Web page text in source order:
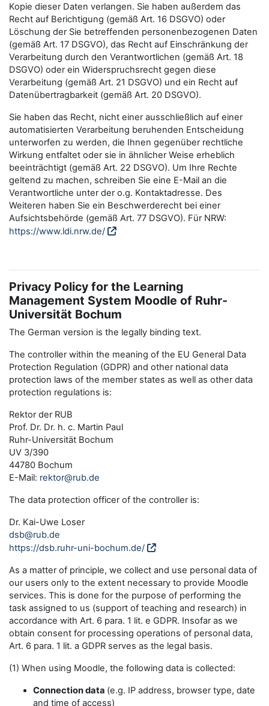
Kopie dieser Daten verlangen. Sie haben außerdem das
Recht auf Berichtigung (gemäß Art. 16 DSGVO) oder
Löschung der Sie betreffenden personenbezogenen Daten
(gemäß Art. 17 DSGVO), das Recht auf Einschränkung der
Verarbeitung durch den Verantwortlichen (gemäß Art. 18
DSGVO) oder ein Widerspruchsrecht gegen diese
Verarbeitung (gemäß Art. 21 DSGVO) und ein Recht auf
Datenübertragbarkeit (gemäß Art. 20 DSGVO).
Sie haben das Recht, nicht einer ausschließlich auf einer
automatisierten Verarbeitung beruhenden Entscheidung
unterworfen zu werden, die Ihnen gegenüber rechtliche
Wirkung entfaltet oder sie in ähnlicher Weise erheblich
beeinträchtigt (gemäß Art. 22 DSGVO). Um Ihre Rechte
geltend zu machen, schreiben Sie eine E-Mail an die
Verantwortliche unter der o.g. Kontaktadresse. Des
Weiteren haben Sie ein Beschwerderecht bei einer
Aufsichtsbehörde (gemäß Art. 77 DSGVO). Für NRW:
https://www.ldi.nrw.de/
Privacy Policy for the Learning
Management System Moodle of Ruhr-
Universität Bochum
The German version is the legally binding text.
The controller within the meaning of the EU General Data
Protection Regulation (GDPR) and other national data
protection laws of the member states as well as other data
protection regulations is:
Rektor der RUB
Prof. Dr. Dr. h. c. Martin Paul
Ruhr-Universität Bochum
UV 3/390
44780 Bochum
E-Mail: rektor@rub.de
The data protection officer of the controller is:
Dr. Kai-Uwe Loser
dsb@rub.de
https://dsb.ruhr-uni-bochum.de/
As a matter of principle, we collect and use personal data of
our users only to the extent necessary to provide Moodle
services. This is done for the purpose of performing the
task assigned to us (support of teaching and research) in
accordance with Art. 6 para. 1 lit. e GDPR. Insofar as we
obtain consent for processing operations of personal data,
Art. 6 para. 1 lit. a GDPR serves as the legal basis.
(1) When using Moodle, the following data is collected:
Connection data (e.g. IP address, browser type, date
and time of access)